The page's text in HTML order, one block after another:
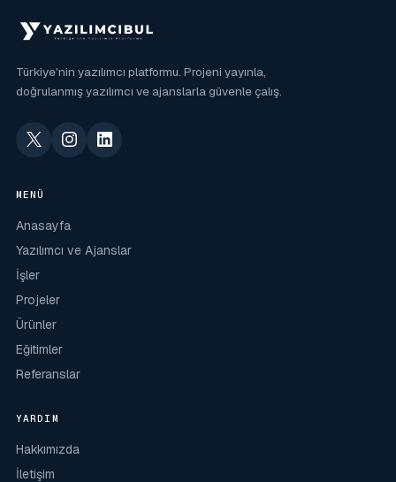
Türkiye'nin yazılımcı platformu. Projeni yayınla,
doğrulanmış yazılımcı ve ajanslarla güvenle çalış.
MENÜ
Anasayfa
Yazılımcı ve Ajanslar
İşler
Projeler
Ürünler
Eğitimler
Referanslar
YARDIM
Hakkımızda
İletişim